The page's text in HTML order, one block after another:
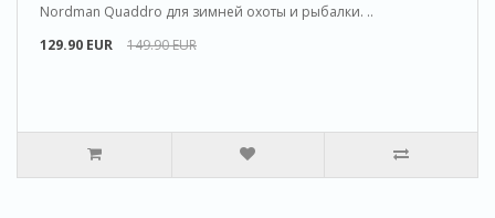
Nordman Quaddro для зимней охоты и рыбалки. ..
129.90 EUR
149.90 EUR